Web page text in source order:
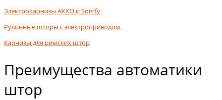
Электрокарнизы АККО и Somfy
Рулонные шторы с электроприводом
Карнизы для римских штор
Преимущества автоматики
штор